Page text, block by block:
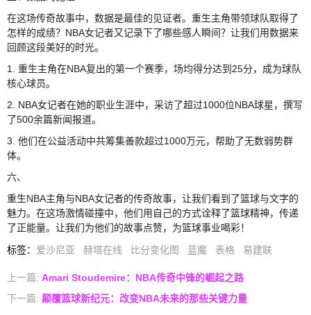
在这场传奇故事中，数据是最佳的见证者。重生主角带领球队取得了
怎样的成绩？NBA女记者又记录下了哪些感人瞬间？让我们用数据来
回顾这段美好的时光。
1. 重生主角在NBA复出的第一个赛季，场均得分达到25分，成为球队
核心球员。
2. NBA女记者在她的职业生涯中，采访了超过1000位NBA球星，撰写
了500余篇新闻报道。
3. 他们在公益活动中共筹集善款超过1000万元，帮助了无数弱势群
体。
六、
重生NBA主角与NBA女记者的传奇故事，让我们看到了篮球与文字的
魅力。在这场激情碰撞中，他们用自己的方式诠释了篮球精神，传递
了正能量。让我们为他们的故事点赞，为篮球事业喝彩！
标签： 爱沙尼亚 赫塔在线 比分变化图 蓝魔 表格 易建联
上一篇: Amari Stoudemire：NBA传奇中锋的崛起之路
下一篇: 颠覆篮球新纪元：改变NBA未来的那些关键力量